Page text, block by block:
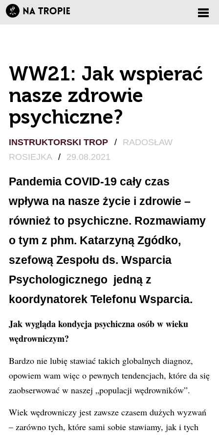
WW21: Jak wspierać
nasze zdrowie
psychiczne?
INSTRUKTORSKI TROP /
RADOSŁAW
ROSIEJKA / 29.08.2021
Pandemia COVID-19 cały czas
wpływa na nasze życie i zdrowie –
również to psychiczne. Rozmawiamy
o tym z phm. Katarzyną Zgódko,
szefową Zespołu ds. Wsparcia
Psychologicznego jedną z
koordynatorek Telefonu Wsparcia.
Jak wygląda kondycja psychiczna osób w wieku
wędrowniczym?
Bardzo nie lubię stawiać takich globalnych diagnoz,
opowiem wam więc o pewnych tendencjach, które da się
zaobserwować w naszej „populacji wędrowników”.
Wiek wędrowniczy jest zawsze czasem dużych wyzwań
– zarówno tych, które sami sobie stawiamy, jak i tych